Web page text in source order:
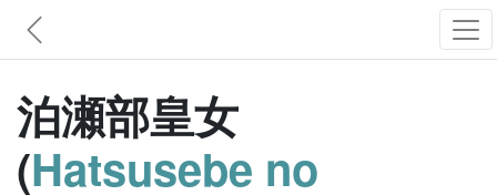
泊瀬部皇女
(Hatsusebe no